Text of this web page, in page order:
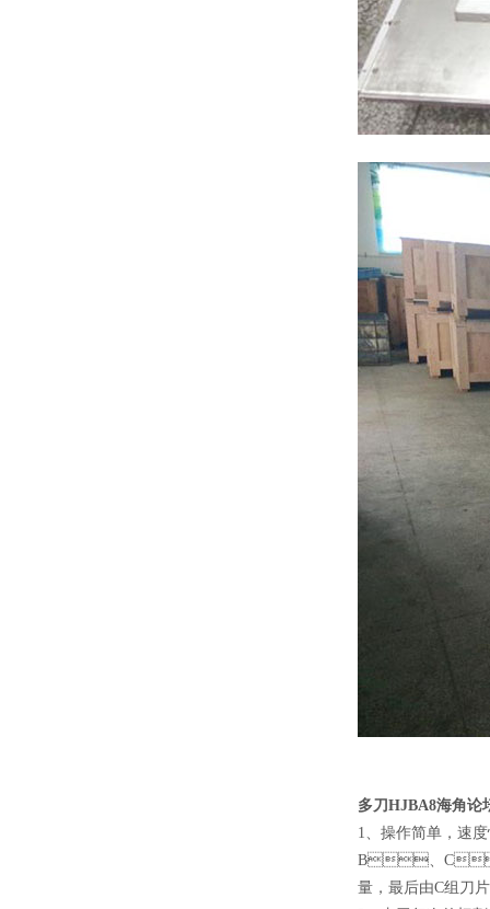
多刀HJBA8海角论坛
1、操作简单
B、C、三
量，最后由C组刀